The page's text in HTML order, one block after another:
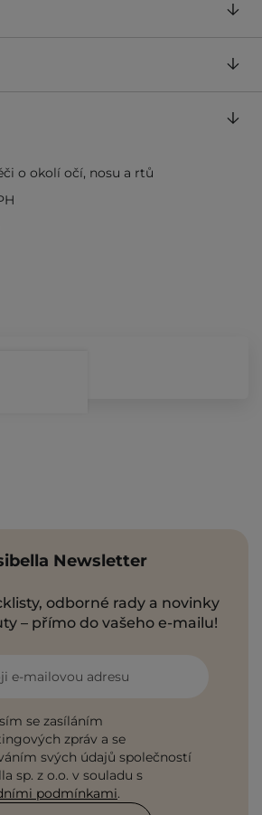
o okolí očí, nosu a rtů
Newsletter
odborné rady a novinky
– přímo do vašeho e-mailu!
e-mailovou adresu
se zasíláním
zpráv a se
svých údajů společností
sp. z o.o. v souladu s
podmínkami.